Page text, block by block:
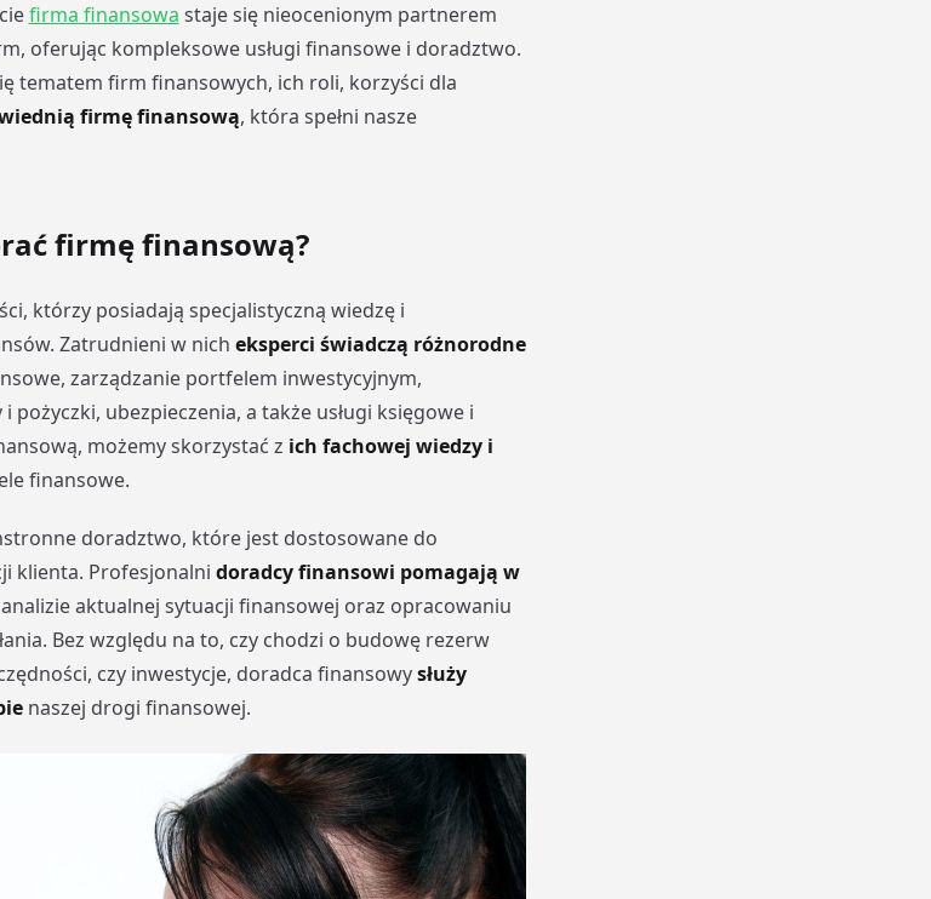
firma finansowa staje się nieocenionym partnerem
oferując kompleksowe usługi finansowe i doradztwo.
tematem firm finansowych, ich roli, korzyści dla
firmę finansową, która spełni nasze
firmę finansową?
którzy posiadają specjalistyczną wiedzę i
Zatrudnieni w nich eksperci świadczą różnorodne
zarządzanie portfelem inwestycyjnym,
ubezpieczenia, a także usługi księgowe i
możemy skorzystać z ich fachowej wiedzy i
finansowe.
doradztwo, które jest dostosowane do
klienta. Profesjonalni doradcy finansowi pomagają w
aktualnej sytuacji finansowej oraz opracowaniu
Bez względu na to, czy chodzi o budowę rezerw
czy inwestycje, doradca finansowysłuży
naszej drogi finansowej.